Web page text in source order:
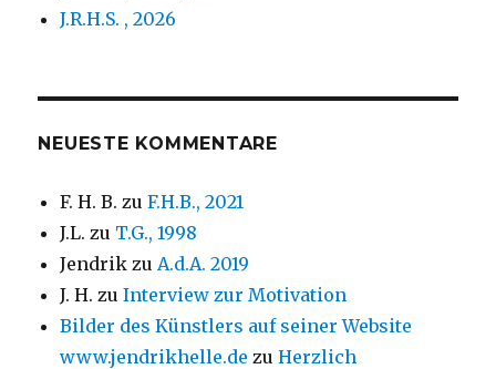
J.R.H.S. , 2026
NEUESTE KOMMENTARE
F. H. B. zuF.H.B., 2021
J.L. zu T.G., 1998
Jendrik zu A.d.A. 2019
J. H. zuInterview zur Motivation
Bilder des Künstlers auf seiner Website
www.jendrikhelle.de zuHerzlich